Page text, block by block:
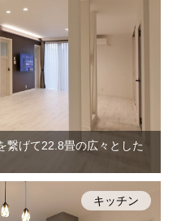
繋げて22.8畳の広々とした
キッチン